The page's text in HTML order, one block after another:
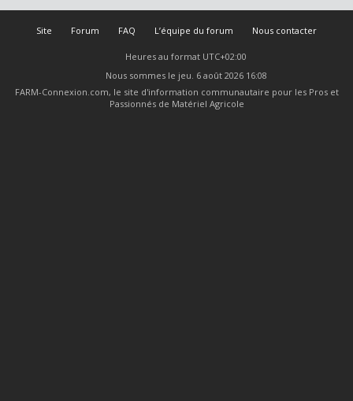
Site Forum FAQ L’équipe du forum Nous contacter
Heures au format UTC+02:00
Nous sommes le jeu. 6 août 2026 16:08
FARM-Connexion.com, le site d'information communautaire pour les Pros et
Passionnés de Matériel Agricole